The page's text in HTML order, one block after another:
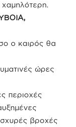
ο καιρός θα
ώρες
περιοχές
βροχές